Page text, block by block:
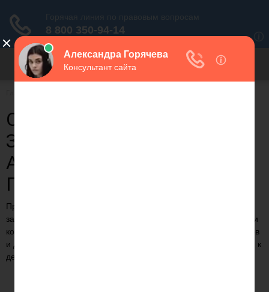
ОБЖАЛОВАНИЕ РАСЧЕТА
ЗАДОЛЖЕННОСТИ ПО
АЛИМЕНТАМ СУДЕБНАЯ
ПРАКТИКА
Предлагаем статью на тему: "Обжалование расчета
задолженности по алиментам судебная практика" с понятными
комментариями и выводами. С случае возникновения вопросов
и для актуализации данных на 2023 год вы можете обратиться к
дежурному консультанту.
сайту: migrant-plus@cp9.ru